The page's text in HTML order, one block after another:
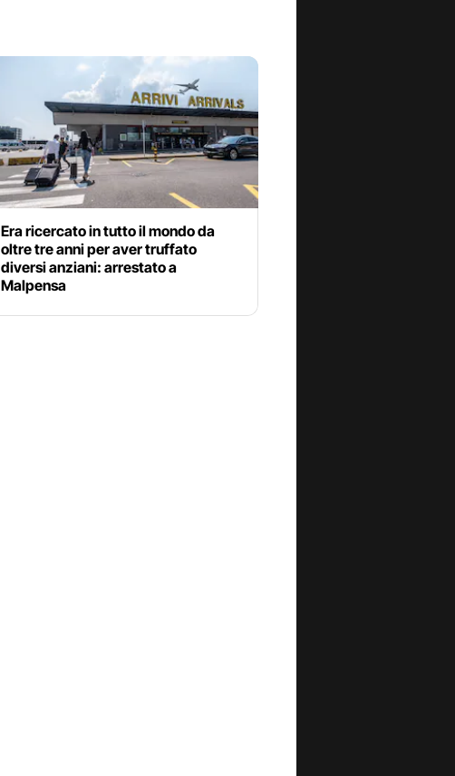
Era ricercato in tutto il mondo da
oltre tre anni per aver truffato
diversi anziani: arrestato a
Malpensa